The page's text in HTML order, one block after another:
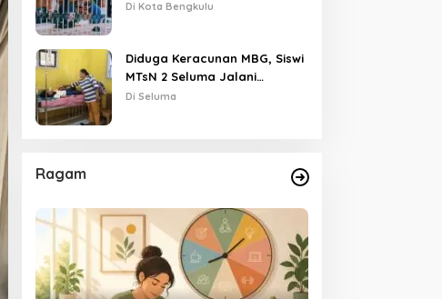
Dikawal Polisi Bersenjata
Di Kota Bengkulu
Diduga Keracunan MBG, Siswi
MTsN 2 Seluma Jalani
Perawatan Intensif di RSUD
Di Seluma
Ragam